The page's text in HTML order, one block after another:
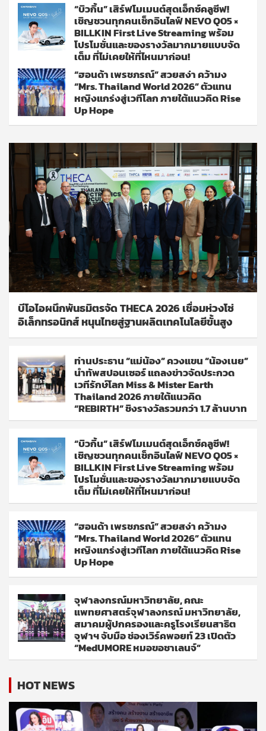
“บิวกิ้น” เสิร์ฟโมเมนต์สุดเอ็กซ์คลูซีฟ!
เชิญชวนทุกคนเช็กอินไลฟ์ NEVO Q05 ×
BILLKIN First Live Streaming พร้อม
โปรโมชั่นและของรางวัลมากมายแบบจัด
เต็ม ที่ไม่เคยให้ที่ไหนมาก่อน!
“ฮอนด้า เพรชภรณ์” สวยสง่า คว้ามง
“Mrs. Thailand World 2026” ตัวแทน
หญิงแกร่งสู่เวทีโลก ภายใต้แนวคิด Rise
Up Hope
บีโอไอผนึกพันธมิตรจัด THECA 2026 เชื่อมห่วงโซ่
อิเล็กทรอนิกส์ หนุนไทยสู่ฐานผลิตเทคโนโลยีขั้นสูง
ท่านประธาน “แม่น้อง” ควงแขน “น้องเนย”
นำทัพสปอนเซอร์ แถลงข่าวจัดประกวด
เวทีรักษ์โลก Miss & Mister Earth
Thailand 2026 ภายใต้แนวคิด
“REBIRTH” ชิงรางวัลรวมกว่า 1.7 ล้านบาท
“บิวกิ้น” เสิร์ฟโมเมนต์สุดเอ็กซ์คลูซีฟ!
เชิญชวนทุกคนเช็กอินไลฟ์ NEVO Q05 ×
BILLKIN First Live Streaming พร้อม
โปรโมชั่นและของรางวัลมากมายแบบจัด
เต็ม ที่ไม่เคยให้ที่ไหนมาก่อน!
“ฮอนด้า เพรชภรณ์” สวยสง่า คว้ามง
“Mrs. Thailand World 2026” ตัวแทน
หญิงแกร่งสู่เวทีโลก ภายใต้แนวคิด Rise
Up Hope
จุฬาลงกรณ์มหาวิทยาลัย, คณะ
แพทยศาสตร์จุฬาลงกรณ์ มหาวิทยาลัย,
สมาคมผู้ปกครองและครูโรงเรียนสาธิต
จุฬาฯ จับมือ ช่องเวิร์คพอยท์ 23 เปิดตัว
“MedUMORE หมอขอชาเลนจ์”
HOT NEWS